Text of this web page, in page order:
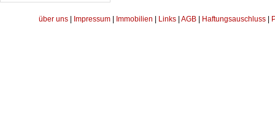
über uns Impressum Immobilien Links AGB Haftungsauschluss